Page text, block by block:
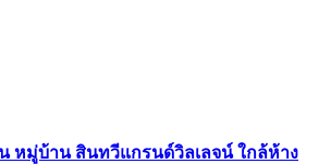
หมู่บ้าน สินทวีแกรนด์วิลเลจน์ ใกล้ห้าง